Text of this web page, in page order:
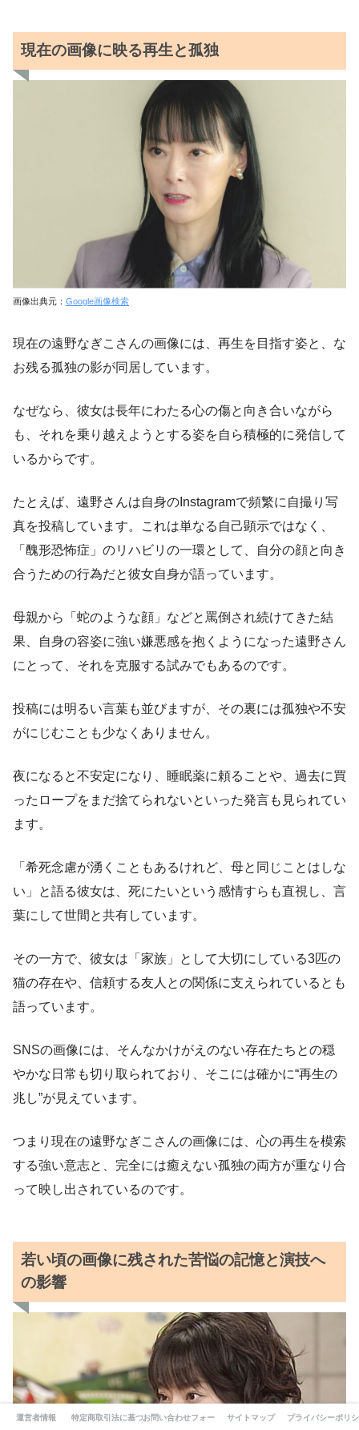
現在の画像に映る再生と孤独
画像出典元： Google画像検索
現在の遠野なぎこさんの画像には、再生を目指す姿と、な
お残る孤独の影が同居しています。
なぜなら、彼女は長年にわたる心の傷と向き合いながら
も、それを乗り越えようとする姿を自ら積極的に発信して
いるからです。
たとえば、遠野さんは自身のInstagramで頻繁に自撮り写
真を投稿しています。これは単なる自己顕示ではなく、
「醜形恐怖症」のリハビリの一環として、自分の顔と向き
合うための行為だと彼女自身が語っています。
母親から「蛇のような顔」などと罵倒され続けてきた結
果、自身の容姿に強い嫌悪感を抱くようになった遠野さん
にとって、それを克服する試みでもあるのです。
投稿には明るい言葉も並びますが、その裏には孤独や不安
がにじむことも少なくありません。
夜になると不安定になり、睡眠薬に頼ることや、過去に買
ったロープをまだ捨てられないといった発言も見られてい
ます。
「希死念慮が湧くこともあるけれど、母と同じことはしな
い」と語る彼女は、死にたいという感情すらも直視し、言
葉にして世間と共有しています。
その一方で、彼女は「家族」として大切にしている3匹の
猫の存在や、信頼する友人との関係に支えられているとも
語っています。
SNSの画像には、そんなかけがえのない存在たちとの穏
やかな日常も切り取られており、そこには確かに“再生の
兆し”が見えています。
つまり現在の遠野なぎこさんの画像には、心の再生を模索
する強い意志と、完全には癒えない孤独の両方が重なり合
って映し出されているのです。
若い頃の画像に残された苦悩の記憶と演技へ
の影響
運営者情報 特定商取引法に基づく表記お問い合わせフォーム サイトマップ プライバシーポリ